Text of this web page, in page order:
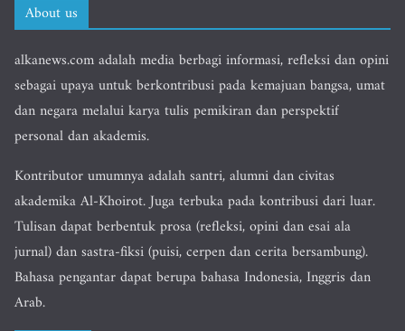
About us
alkanews.com adalah media berbagi informasi, refleksi dan opini
sebagai upaya untuk berkontribusi pada kemajuan bangsa, umat
dan negara melalui karya tulis pemikiran dan perspektif
personal dan akademis.
Kontributor umumnya adalah santri, alumni dan civitas
akademika Al-Khoirot. Juga terbuka pada kontribusi dari luar.
Tulisan dapat berbentuk prosa (refleksi, opini dan esai ala
jurnal) dan sastra-fiksi (puisi, cerpen dan cerita bersambung).
Bahasa pengantar dapat berupa bahasa Indonesia, Inggris dan
Arab.